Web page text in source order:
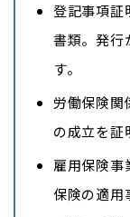
登記事項証
書類。発行
す。
労働保険関
の成立を証
雇用保険事
保険の適用